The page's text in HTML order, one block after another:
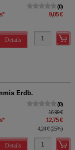
0
* 9,05 €
Details
Erdb.
0
16,99 €
* 12,75 €
4,24 €(25%)
Details